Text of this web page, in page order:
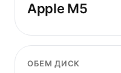
Apple M5
ОБЕМ ДИСК